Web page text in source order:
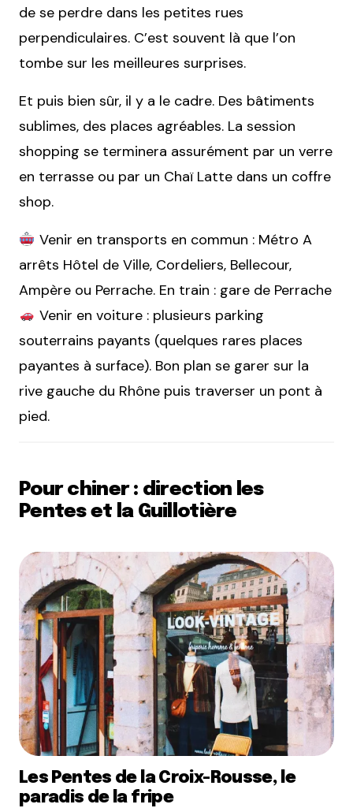
de se perdre dans les petites rues
perpendiculaires. C’est souvent là que l’on
tombe sur les meilleures surprises.
Et puis bien sûr, il y a le cadre. Des bâtiments
sublimes, des places agréables. La session
shopping se terminera assurément par un verre
en terrasse ou par un Chaï Latte dans un coffre
shop.
Venir en transports en commun : Métro A
arrêts Hôtel de Ville, Cordeliers, Bellecour,
Ampère ou Perrache. En train : gare de Perrache
Venir en voiture : plusieurs parking
souterrains payants (quelques rares places
payantes à surface). Bon plan se garer sur la
rive gauche du Rhône puis traverser un pont à
pied.
Pour chiner : direction les
Pentes et la Guillotière
Les Pentes de la Croix-Rousse, le
paradis de la fripe